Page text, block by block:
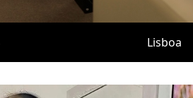
Lisboa